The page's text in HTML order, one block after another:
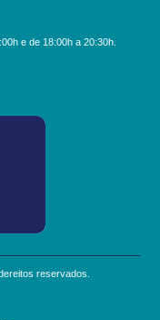
e de 18:00h a 20:30h.
reservados.